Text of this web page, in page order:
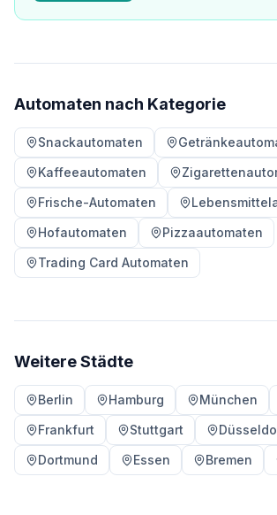
Automaten nach Kategorie
Snackautomaten
Kaffeeautomaten
Frische-Automaten
Hofautomaten
Pizzaautomaten
Trading Card Automaten
Weitere Städte
Berlin Hamburg München
Frankfurt
Stuttgart
Dortmund
Essen Bremen